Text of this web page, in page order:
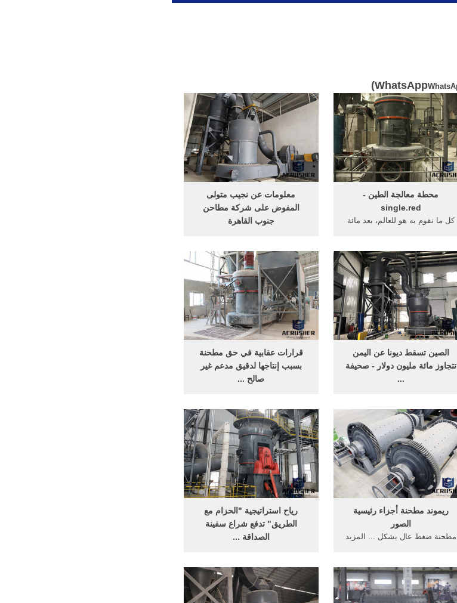
WhatsApp
)
معلومات عن نجيب متولى
المفوض على شركة مطاحن
جنوب القاهرة
المصري نجيب سويرس قيمتها مائة
مليون ...
محطة معالجة الطين -
single.red
كل ما نقوم به هو للعالم، بعد مائة
قرارات عقابية في حق مطحنة
بسبب إنتاجها لدقيق مدعم غير
صالح ...
مطحنة Société Nouvelle de la
Minoterie ...
الصين تسقط ديونا عن اليمن
تتجاوز مائة مليون دولار - صحيفة
...
للأتربة والغبار على عدد من ...
رياح استراتيجية "الحزام مع
الطريق" تدفع شراع سفينة
الصداقة ...
حوالي مائة مليون ...
ريموند مطحنة أجزاء رئيسية
الصور
مطحنة ضغط عال بشكل ... المزيد
...